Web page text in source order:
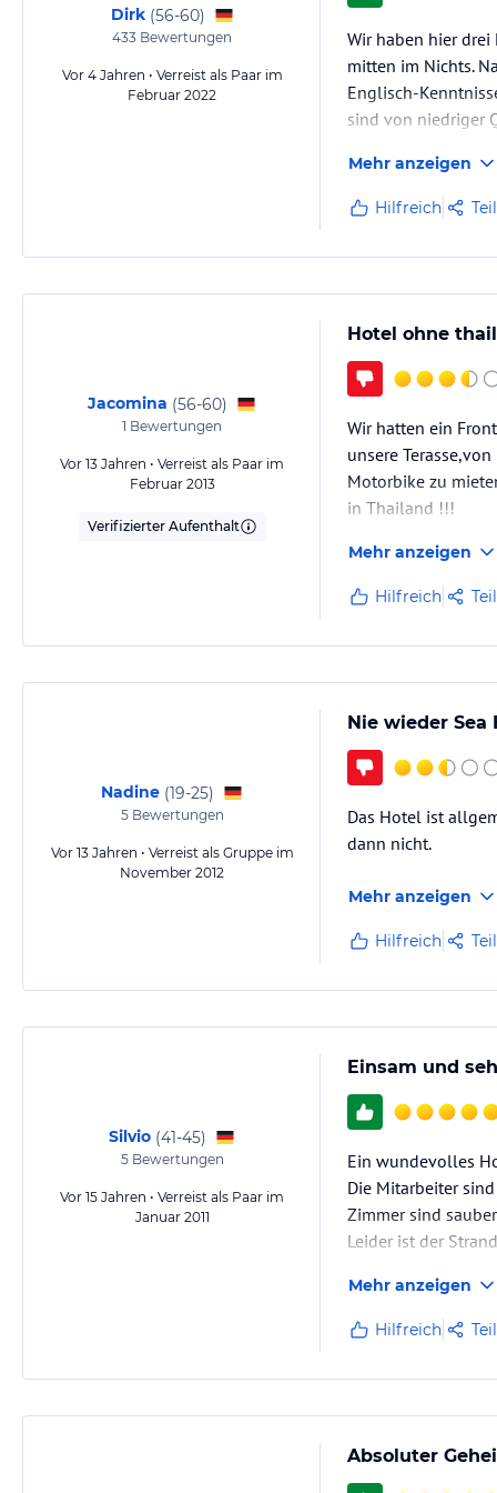
Dirk (56-60)
433 Bewertungen
Vor 4 Jahren • Verreist als Paar im
Februar 2022
Wir haben hier
mitten im Nichts.
Englisch-
sind von niedriger
Mehr anzeigen
Hilfreich
Jacomina (56-60)
1 Bewertungen
Vor 13 Jahren • Verreist als Paar im
Februar 2013
Verifizierter Aufenthalt
Hotel ohne
Wir hatten ein
unsere
Motorbike zu
in Thailand !!!
Mehr anzeigen
Hilfreich
Nadine (19-25)
5Bewertungen
Vor 13 Jahren • Verreist als Gruppe im
November 2012
Nie wieder Sea
Das Hotel ist
dann nicht.
Mehr anzeigen
Hilfreich
Silvio (41-45)
5Bewertungen
Vor 15 Jahren • Verreist als Paar im
Januar 2011
Einsam und
Ein wundevolles
Die Mitarbeiter
Zimmer sind
Leider ist der
Kann man immer
Mehr anzeigen
Hilfreich
Absoluter